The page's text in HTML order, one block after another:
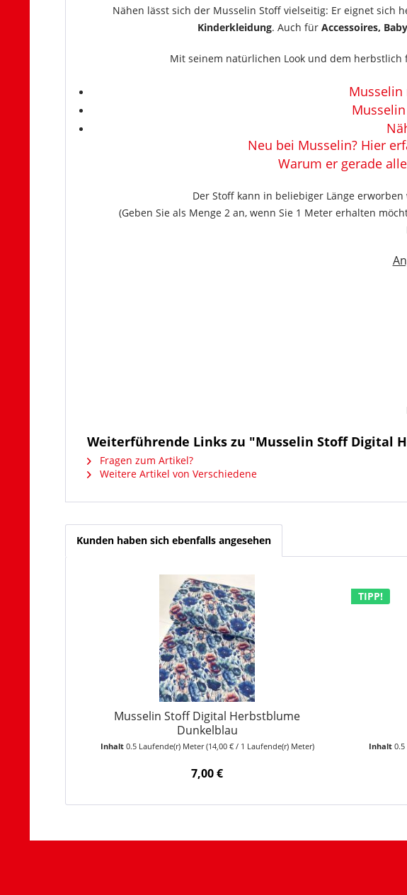
Nähen lässt sich der Musselin Stoff vielseitig: Er eignet sich
Kinderkleidung. Auch für Accessoires,
Mit seinem natürlichen Look und dem
Neu bei Musselin? Hier
Warum er gerade
Der Stoff kann in beliebiger Länge
(Geben Sie als Menge 2 an, wenn Sie 1 Meter erhalten
Weiterführende Links zu "Musselin Stoff Digital
Fragen zum Artikel?
Weitere Artikel von Verschiedene
Kunden haben sich ebenfalls angesehen
Musselin Stoff Digital Herbstblume
Dunkelblau
Inhalt 0.5 Laufende(r) Meter(14,00 € / 1 Laufende(r) Meter)
7,00 €
TIPP!
Inhalt